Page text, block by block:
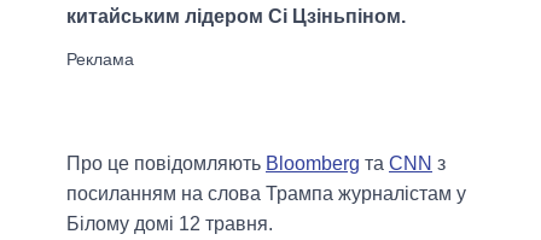
китайським лідером Сі Цзіньпіном.
Про це повідомляють Bloomberg та CNN з
посиланням на слова Трампа журналістам у
Білому домі 12 травня.